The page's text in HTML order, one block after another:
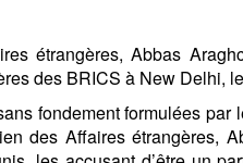
étrangères, Abbas
des BRICS à New Delhi,
fondement formulées par
des Affaires étrangères,